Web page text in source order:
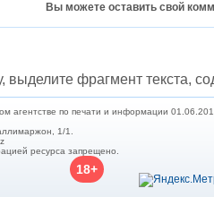
Вы можете оставить свой
выделите фрагмент текста,
агентстве по печати и информации
1/1.
ресурса запрещено.
18+